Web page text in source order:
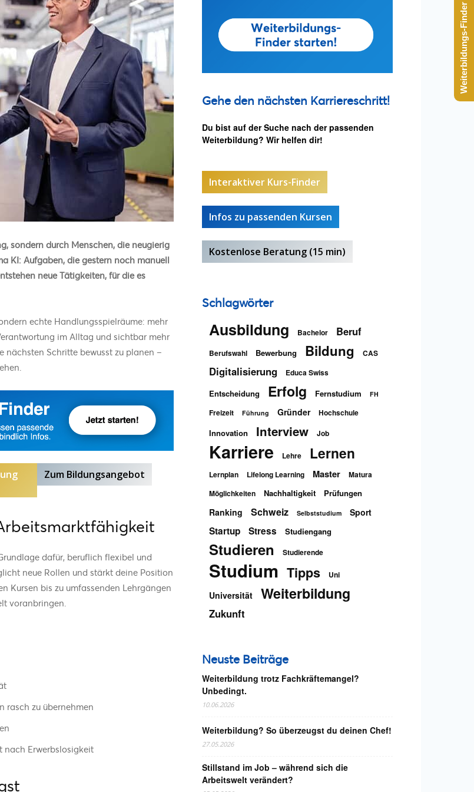
sondern durch Menschen, die neugierig
KI: Aufgaben, die gestern noch manuell
neue Tätigkeiten, für die es
echte Handlungsspielräume: mehr
im Alltag und sichtbar mehr
nächsten Schritte bewusst zu planen –
Zum Bildungsangebot
dafür, beruflich flexibel und
neue Rollen und stärkt deine Position
Kursen bis zu umfassenden Lehrgängen
voranbringen.
rasch zu übernehmen
nach Erwerbslosigkeit
Gehe den nächsten Karriereschritt!
Du bist auf der Suche nach der passenden
Weiterbildung? Wir helfen dir!
Interaktiver Kurs-Finder
Infos zu passenden Kursen
Kostenlose Beratung (15 min)
Schlagwörter
Ausbildung Bachelor Beruf
Berufswahl Bewerbung Bildung CAS
Digitalisierung Educa Swiss
Entscheidung Erfolg Fernstudium FH
Freizeit Führung Gründer Hochschule
Innovation Interview Job
Karriere Lehre Lernen
Lernplan Lifelong Learning Master
Matura
Möglichkeiten
Nachhaltigkeit Prüfungen
Ranking Schweiz Selbststudium Sport
Startup Stress Studiengang
Studieren Studierende
Studium Tipps Uni
Universität Weiterbildung
Zukunft
Neuste Beiträge
Weiterbildung trotz Fachkräftemangel?
Unbedingt.
10.06.2026
Weiterbildung? So überzeugst du deinen Chef!
27.05.2026
Stillstand im Job – während sich die
Arbeitswelt verändert?
Weiterbildungs-Finder starten